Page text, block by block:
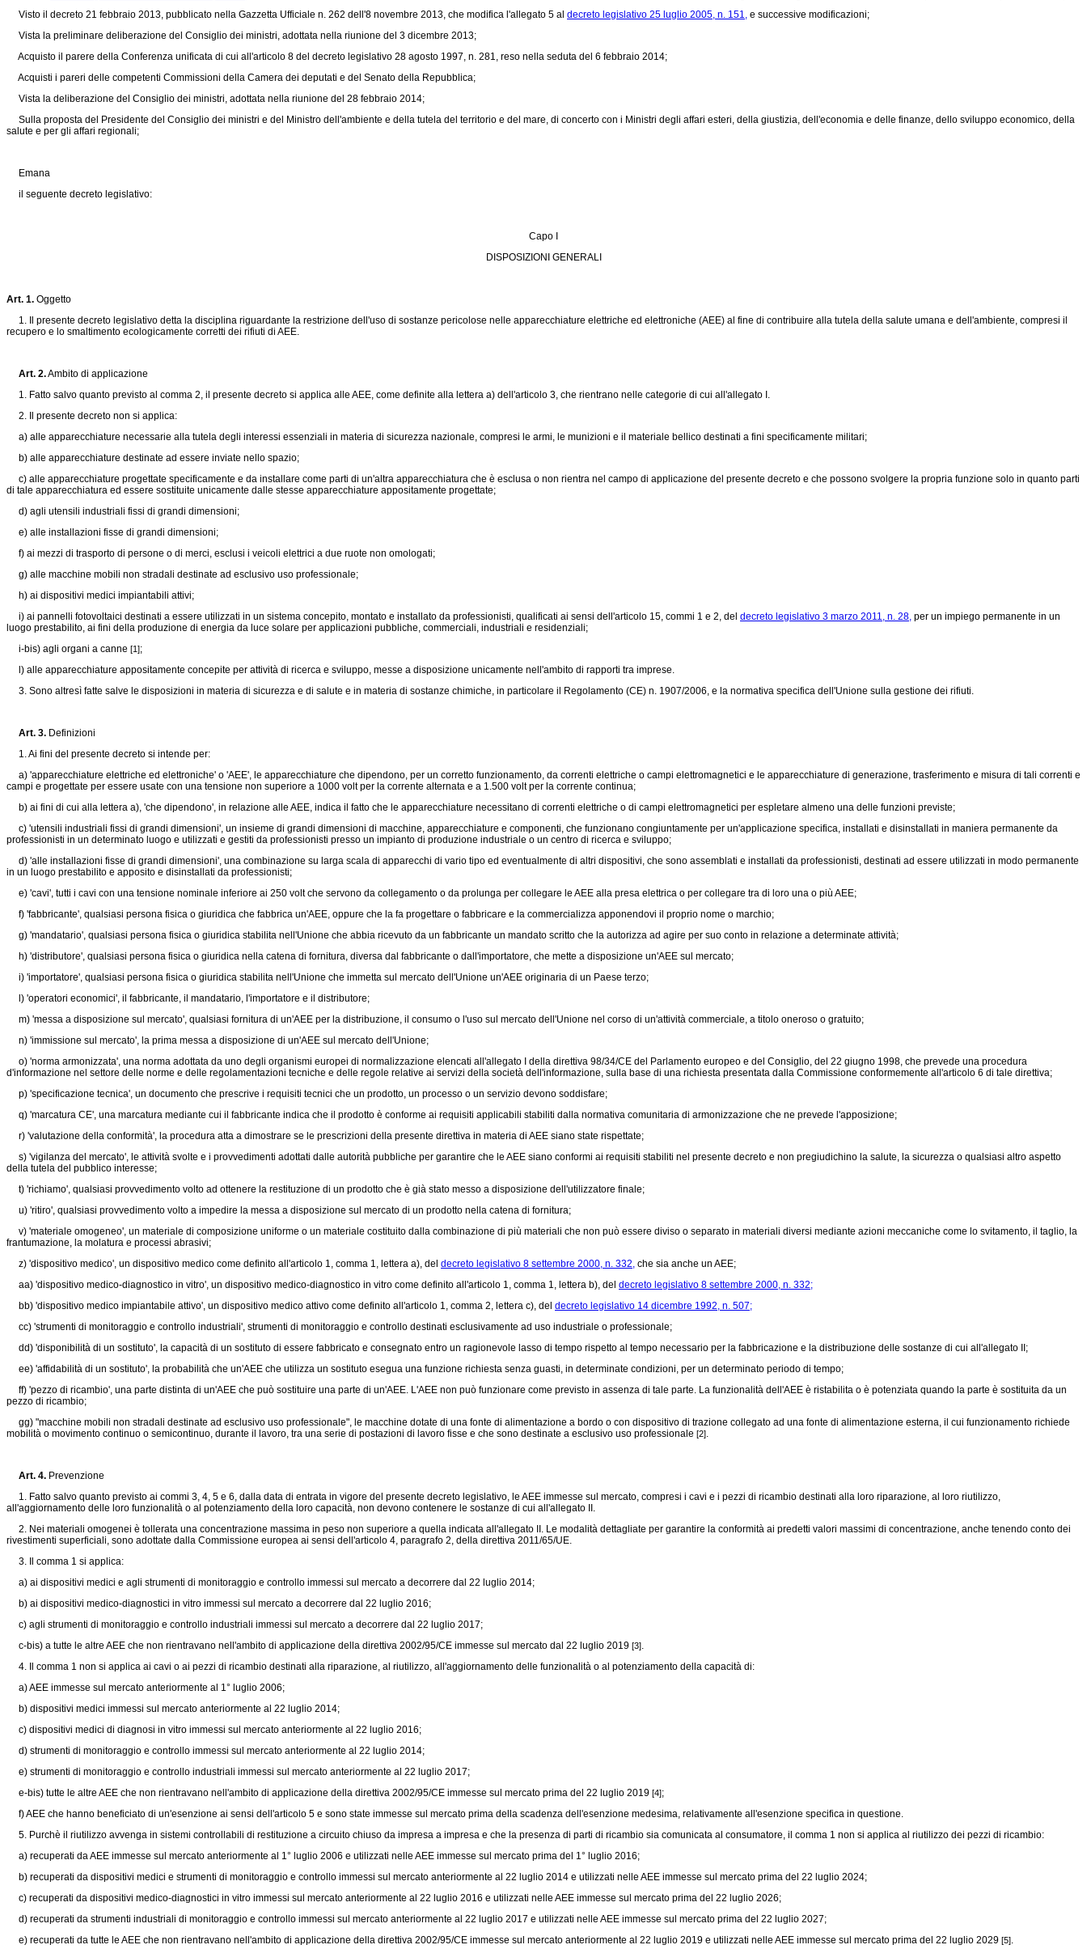
Visto il decreto 21 febbraio 2013, pubblicato nella Gazzetta Ufficiale n. 262 dell'8 novembre 2013, che modifica l'allegato 5 al decreto legislativo 25 luglio 2005, n. 151, e successive modificazioni;
Vista la preliminare deliberazione del Consiglio dei ministri, adottata nella riunione del 3 dicembre 2013;
Acquisto il parere della Conferenza unificata di cui all'articolo 8 del decreto legislativo 28 agosto 1997, n. 281, reso nella seduta del 6 febbraio 2014;
Acquisti i pareri delle competenti Commissioni della Camera dei deputati e del Senato della Repubblica;
Vista la deliberazione del Consiglio dei ministri, adottata nella riunione del 28 febbraio 2014;
Sulla proposta del Presidente del Consiglio dei ministri e del Ministro dell'ambiente e della tutela del territorio e del mare, di concerto con i Ministri degli affari esteri, della giustizia, dell'economia e delle finanze, dello sviluppo economico, della
salute e per gli affari regionali;
Emana
il seguente decreto legislativo:
Capo I
DISPOSIZIONI GENERALI
Art. 1. Oggetto
1. Il presente decreto legislativo detta la disciplina riguardante la restrizione dell'uso di sostanze pericolose nelle apparecchiature elettriche ed elettroniche (AEE) al fine di contribuire alla tutela della salute umana e dell'ambiente, compresi il
recupero e lo smaltimento ecologicamente corretti dei rifiuti di AEE.
Art. 2.Ambito di applicazione
1. Fatto salvo quanto previsto al comma 2, il presente decreto si applica alle AEE, come definite alla lettera a) dell'articolo 3, che rientrano nelle categorie di cui all'allegato I.
2. Il presente decreto non si applica:
a) alle apparecchiature necessarie alla tutela degli interessi essenziali in materia di sicurezza nazionale, compresi le armi, le munizioni e il materiale bellico destinati a fini specificamente militari;
b) alle apparecchiature destinate ad essere inviate nello spazio;
c) alle apparecchiature progettate specificamente e da installare come parti di un'altra apparecchiatura che è esclusa o non rientra nel campo di applicazione del presente decreto e che possono svolgere la propria funzione solo in quanto parti
di tale apparecchiatura ed essere sostituite unicamente dalle stesse apparecchiature appositamente progettate;
d) agli utensili industriali fissi di grandi dimensioni;
e) alle installazioni fisse di grandi dimensioni;
f) ai mezzi di trasporto di persone o di merci, esclusi i veicoli elettrici a due ruote non omologati;
g) alle macchine mobili non stradali destinate ad esclusivo uso professionale;
h) ai dispositivi medici impiantabili attivi;
i) ai pannelli fotovoltaici destinati a essere utilizzati in un sistema concepito, montato e installato da professionisti, qualificati ai sensi dell'articolo 15, commi 1 e 2, del decreto legislativo 3 marzo 2011, n. 28, per un impiego permanente in un
luogo prestabilito, ai fini della produzione di energia da luce solare per applicazioni pubbliche, commerciali, industriali e residenziali;
i-bis) agli organi a canne [1];
l) alle apparecchiature appositamente concepite per attività di ricerca e sviluppo, messe a disposizione unicamente nell'ambito di rapporti tra imprese.
3. Sono altresì fatte salve le disposizioni in materia di sicurezza e di salute e in materia di sostanze chimiche, in particolare il
Regolamento (CE) n. 1907/2006, e la normativa specifica dell'Unione sulla gestione dei rifiuti.
Art. 3. Definizioni
1. Ai fini del presente decreto si intende per:
a) 'apparecchiature elettriche ed elettroniche' o 'AEE', le apparecchiature che dipendono, per un corretto funzionamento, da correnti elettriche o campi elettromagnetici e le apparecchiature di generazione, trasferimento e misura di tali correnti e
campi e progettate per essere usate con una tensione non superiore a 1000 volt per la corrente alternata e a 1.500 volt per la corrente continua;
b) ai fini di cui alla lettera a), 'che dipendono', in relazione alle AEE, indica il fatto che le apparecchiature necessitano di correnti elettriche o di campi elettromagnetici per espletare almeno una delle funzioni previste;
c) 'utensili industriali fissi di grandi dimensioni', un insieme di grandi dimensioni di macchine, apparecchiature e componenti, che funzionano congiuntamente per un'applicazione specifica, installati e disinstallati in maniera permanente da
professionisti in un determinato luogo e utilizzati e gestiti da professionisti presso un impianto di produzione industriale o un centro di ricerca e sviluppo;
d) 'alle installazioni fisse di grandi dimensioni', una combinazione su larga scala di apparecchi di vario tipo ed eventualmente di altri dispositivi, che sono assemblati e installati da professionisti, destinati ad essere utilizzati in modo permanente
in un luogo prestabilito e apposito e disinstallati da professionisti;
e) 'cavi', tutti i cavi con una tensione nominale inferiore ai 250 volt che servono da collegamento o da prolunga per collegare le AEE alla presa elettrica o per collegare tra di loro una o più AEE;
f) 'fabbricante', qualsiasi persona fisica o giuridica che fabbrica un'AEE, oppure che la fa progettare o fabbricare e la commercializza apponendovi il proprio nome o marchio;
g) 'mandatario', qualsiasi persona fisica o giuridica stabilita nell'Unione che abbia ricevuto da un fabbricante un mandato scritto che la autorizza ad agire per suo conto in relazione a determinate attività;
h) 'distributore', qualsiasi persona fisica o giuridica nella catena di fornitura, diversa dal fabbricante o dall'importatore, che mette a disposizione un'AEE sul mercato;
i) 'importatore', qualsiasi persona fisica o giuridica stabilita nell'Unione che immetta sul mercato dell'Unione un'AEE originaria di un Paese terzo;
l) 'operatori economici', il fabbricante, il mandatario, l'importatore e il distributore;
m) 'messa a disposizione sul mercato', qualsiasi fornitura di un'AEE per la distribuzione, il consumo o l'uso sul mercato dell'Unione nel corso di un'attività commerciale, a titolo oneroso o gratuito;
n) 'immissione sul mercato', la prima messa a disposizione di un'AEE sul mercato dell'Unione;
o) 'norma armonizzata', una norma adottata da uno degli organismi europei di normalizzazione elencati all'allegato I della direttiva 98/34/CE del Parlamento europeo e del Consiglio, del 22 giugno 1998, che prevede una procedura
d'informazione nel settore delle norme e delle regolamentazioni tecniche e delle regole relative ai servizi della società dell'informazione, sulla base di una richiesta presentata dalla Commissione conformemente all'articolo 6 di tale direttiva;
p) 'specificazione tecnica', un documento che prescrive i requisiti tecnici che un prodotto, un processo o un servizio devono soddisfare;
q) 'marcatura CE', una marcatura mediante cui il fabbricante indica che il prodotto è conforme ai requisiti applicabili stabiliti dalla normativa comunitaria di armonizzazione che ne prevede l'apposizione;
r) 'valutazione della conformità', la procedura atta a dimostrare se le prescrizioni della presente direttiva in materia di AEE siano state rispettate;
s) 'vigilanza del mercato', le attività svolte e i provvedimenti adottati dalle autorità pubbliche per garantire che le AEE siano conformi ai requisiti stabiliti nel presente decreto e non pregiudichino la salute, la sicurezza o qualsiasi altro aspetto
della tutela del pubblico interesse;
t) 'richiamo', qualsiasi provvedimento volto ad ottenere la restituzione di un prodotto che è già stato messo a disposizione dell'utilizzatore finale;
u) 'ritiro', qualsiasi provvedimento volto a impedire la messa a disposizione sul mercato di un prodotto nella catena di fornitura;
v) 'materiale omogeneo', un materiale di composizione uniforme o un materiale costituito dalla combinazione di più materiali che non può essere diviso o separato in materiali diversi mediante azioni meccaniche come lo svitamento, il taglio, la
frantumazione, la molatura e processi abrasivi;
z) 'dispositivo medico', un dispositivo medico come definito all'articolo 1, comma 1, lettera a), del decreto legislativo 8 settembre 2000, n. 332, che sia anche un AEE;
aa) 'dispositivo medico-diagnostico in vitro', un dispositivo medico-diagnostico in vitro come definito all'articolo 1, comma 1, lettera b), del decreto legislativo 8 settembre 2000, n. 332;
bb) 'dispositivo medico impiantabile attivo', un dispositivo medico attivo come definito all'articolo 1, comma 2, lettera c), del decreto legislativo 14 dicembre 1992, n. 507;
cc) 'strumenti di monitoraggio e controllo industriali', strumenti di monitoraggio e controllo destinati esclusivamente ad uso industriale o professionale;
dd) 'disponibilità di un sostituto', la capacità di un sostituto di essere fabbricato e consegnato entro un ragionevole lasso di tempo rispetto al tempo necessario per la fabbricazione e la distribuzione delle sostanze di cui all'allegato II;
ee) 'affidabilità di un sostituto', la probabilità che un'AEE che utilizza un sostituto esegua una funzione richiesta senza guasti, in determinate condizioni, per un determinato periodo di tempo;
ff) 'pezzo di ricambio', una parte distinta di un'AEE che può sostituire una parte di un'AEE. L'AEE non può funzionare come previsto in assenza di tale parte. La funzionalità dell'AEE è ristabilita o è potenziata quando la parte è sostituita da un
pezzo di ricambio;
gg) "macchine mobili non stradali destinate ad esclusivo uso professionale", le macchine dotate di una fonte di alimentazione a bordo o con dispositivo di trazione collegato ad una fonte di alimentazione esterna, il cui funzionamento richiede
mobilità o movimento continuo o semicontinuo, durante il lavoro, tra una serie di postazioni di lavoro fisse e che sono destinate a esclusivo uso professionale [2].
Art. 4. Prevenzione
1. Fatto salvo quanto previsto ai commi 3, 4, 5 e 6, dalla data di entrata in vigore del presente decreto legislativo, le AEE immesse sul mercato, compresi i cavi e i pezzi di ricambio destinati alla loro riparazione, al loro riutilizzo,
all'aggiornamento delle loro funzionalità o al potenziamento della loro capacità, non devono contenere le sostanze di cui all'allegato II.
2. Nei materiali omogenei è tollerata una concentrazione massima in peso non superiore a quella indicata all'allegato II. Le modalità dettagliate per garantire la conformità ai predetti valori massimi di concentrazione, anche tenendo conto dei
rivestimenti superficiali, sono adottate dalla Commissione europea ai sensi dell'articolo 4, paragrafo 2, della direttiva 2011/65/UE.
3. Il comma 1 si applica:
a) ai dispositivi medici e agli strumenti di monitoraggio e controllo immessi sul mercato a decorrere dal 22 luglio 2014;
b) ai dispositivi medico-diagnostici in vitro immessi sul mercato a decorrere dal 22 luglio 2016;
c) agli strumenti di monitoraggio e controllo industriali immessi sul mercato a decorrere dal 22 luglio 2017;
c-bis) a tutte le altre AEE che non rientravano nell'ambito di applicazione della direttiva 2002/95/CE immesse sul mercato dal 22 luglio 2019 [3].
4. Il comma 1 non si applica ai cavi o ai pezzi di ricambio destinati alla riparazione, al riutilizzo, all'aggiornamento delle funzionalità o al potenziamento della capacità di:
a) AEE immesse sul mercato anteriormente al 1° luglio 2006;
b) dispositivi medici immessi sul mercato anteriormente al 22 luglio 2014;
c) dispositivi medici di diagnosi in vitro immessi sul mercato anteriormente al 22 luglio 2016;
d) strumenti di monitoraggio e controllo immessi sul mercato anteriormente al 22 luglio 2014;
e) strumenti di monitoraggio e controllo industriali immessi sul mercato anteriormente al 22 luglio 2017;
e-bis) tutte le altre AEE che non rientravano nell'ambito di applicazione della direttiva 2002/95/CE immesse sul mercato prima del 22 luglio 2019 [4];
f) AEE che hanno beneficiato di un'esenzione ai sensi dell'articolo 5 e sono state immesse sul mercato prima della scadenza dell'esenzione medesima, relativamente all'esenzione specifica in questione.
5. Purchè il riutilizzo avvenga in sistemi controllabili di restituzione a circuito chiuso da impresa a impresa e che la presenza di parti di ricambio sia comunicata al consumatore, il comma 1 non si applica al riutilizzo dei pezzi di ricambio:
a) recuperati da AEE immesse sul mercato anteriormente al 1° luglio 2006 e utilizzati nelle AEE immesse sul mercato prima del 1° luglio 2016;
b) recuperati da dispositivi medici e strumenti di monitoraggio e controllo immessi sul mercato anteriormente al 22 luglio 2014 e utilizzati nelle AEE immesse sul mercato prima del 22 luglio 2024;
c) recuperati da dispositivi medico-diagnostici in vitro immessi sul mercato anteriormente al 22 luglio 2016 e utilizzati nelle AEE immesse sul mercato prima del 22 luglio 2026;
d) recuperati da strumenti industriali di monitoraggio e controllo immessi sul mercato anteriormente al 22 luglio 2017 e utilizzati nelle AEE immesse sul mercato prima del 22 luglio 2027;
e) recuperati da tutte le AEE che non rientravano nell'ambito di applicazione della direttiva 2002/95/CE immesse sul mercato anteriormente al 22 luglio 2019 e utilizzati nelle AEE immesse sul mercato prima del 22 luglio 2029 [5].